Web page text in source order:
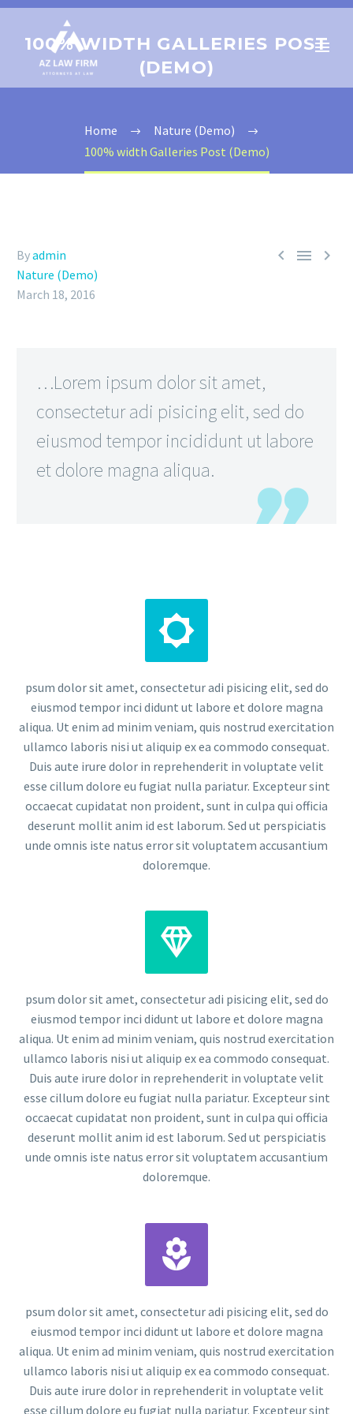
100% WIDTH GALLERIES POST
(DEMO)
Home
Nature (Demo)
100% width Galleries Post (Demo)
  
Byadmin
Nature (Demo)
March 18, 2016
…Lorem ipsum dolor sit amet,
consectetur adi pisicing elit, sed do
eiusmod tempor incididunt ut labore
et dolore magna aliqua.


psum dolor sit amet, consectetur adi pisicing elit, sed do
eiusmod tempor inci didunt ut labore et dolore magna
aliqua. Ut enim ad minim veniam, quis nostrud exercitation
ullamco laboris nisi ut aliquip ex ea commodo consequat.
Duis aute irure dolor in reprehenderit in voluptate velit
esse cillum dolore eu fugiat nulla pariatur. Excepteur sint
occaecat cupidatat non proident, sunt in culpa qui officia
deserunt mollit anim id est laborum. Sed ut perspiciatis
unde omnis iste natus error sit voluptatem accusantium
doloremque.


psum dolor sit amet, consectetur adi pisicing elit, sed do
eiusmod tempor inci didunt ut labore et dolore magna
aliqua. Ut enim ad minim veniam, quis nostrud exercitation
ullamco laboris nisi ut aliquip ex ea commodo consequat.
Duis aute irure dolor in reprehenderit in voluptate velit
esse cillum dolore eu fugiat nulla pariatur. Excepteur sint
occaecat cupidatat non proident, sunt in culpa qui officia
deserunt mollit anim id est laborum. Sed ut perspiciatis
unde omnis iste natus error sit voluptatem accusantium
doloremque.


psum dolor sit amet, consectetur adi pisicing elit, sed do
eiusmod tempor inci didunt ut labore et dolore magna
aliqua. Ut enim ad minim veniam, quis nostrud exercitation
ullamco laboris nisi ut aliquip ex ea commodo consequat.
Duis aute irure dolor in reprehenderit in voluptate velit
esse cillum dolore eu fugiat nulla pariatur. Excepteur sint